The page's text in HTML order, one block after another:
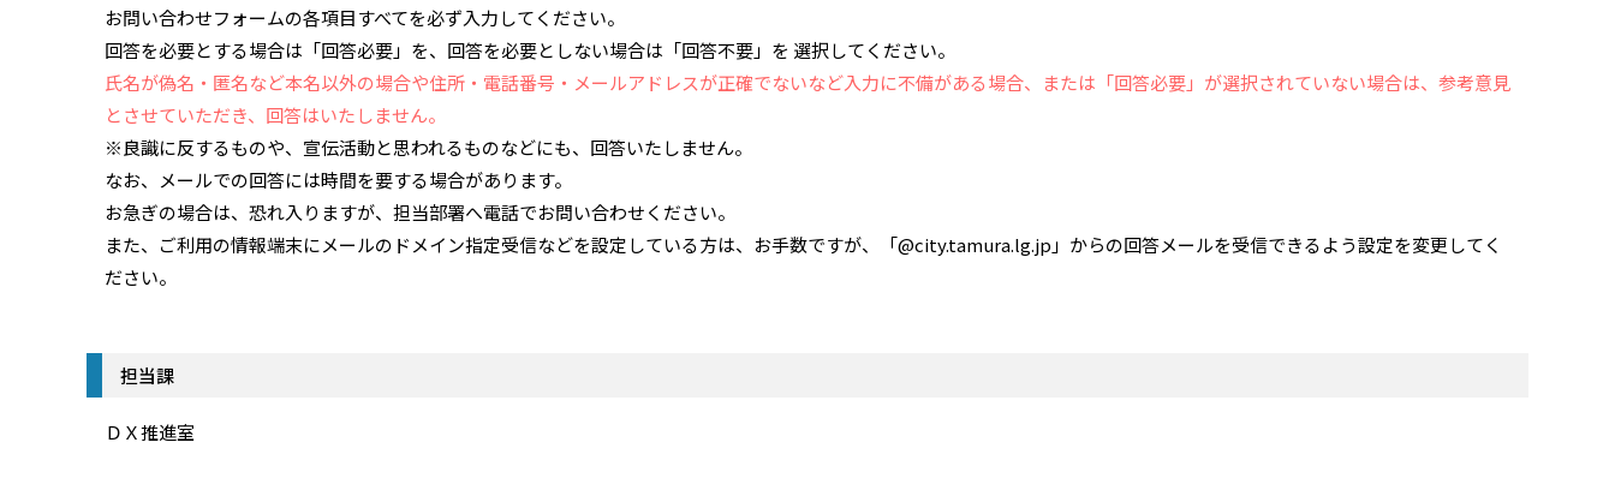
お問い合わせフォームの各項目すべてを必ず入力してください。
回答を必要とする場合は「回答必要」を、回答を必要としない場合は「回答不要」を 選択してください。
氏名が偽名・匿名など本名以外の場合や住所・電話番号・メールアドレスが正確でないなど入力に不備がある場合、または「回答必要」が選択されていない場合は、参考意見
とさせていただき、回答はいたしません。
※良識に反するものや、宣伝活動と思われるものなどにも、回答いたしません。
なお、メールでの回答には時間を要する場合があります。
お急ぎの場合は、恐れ入りますが、担当部署へ電話でお問い合わせください。
また、ご利用の情報端末にメールのドメイン指定受信などを設定している方は、お手数ですが、「@city.tamura.lg.jp」からの回答メールを受信できるよう設定を変更してく
ださい。
担当課
ＤＸ推進室